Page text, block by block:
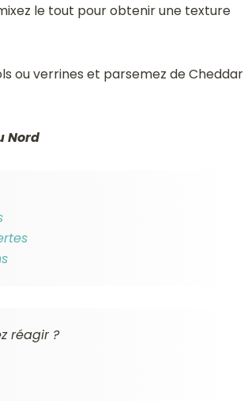
le tout pour obtenir une texture
ou verrines et parsemez de Cheddar
Nord
réagir ?